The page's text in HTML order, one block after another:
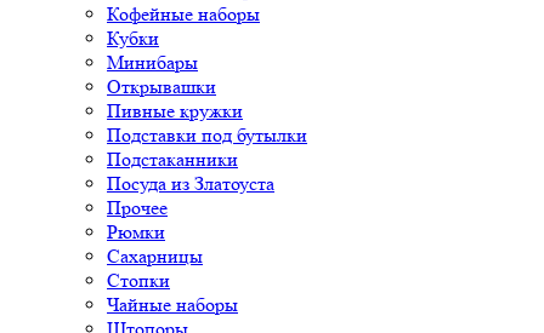
Кофейные наборы
Кубки
Минибары
Открывашки
Пивные кружки
Подставки под бутылки
Подстаканники
Посуда из Златоуста
Прочее
Рюмки
Сахарницы
Стопки
Чайные наборы